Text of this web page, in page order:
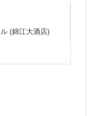
(錦江大酒店)